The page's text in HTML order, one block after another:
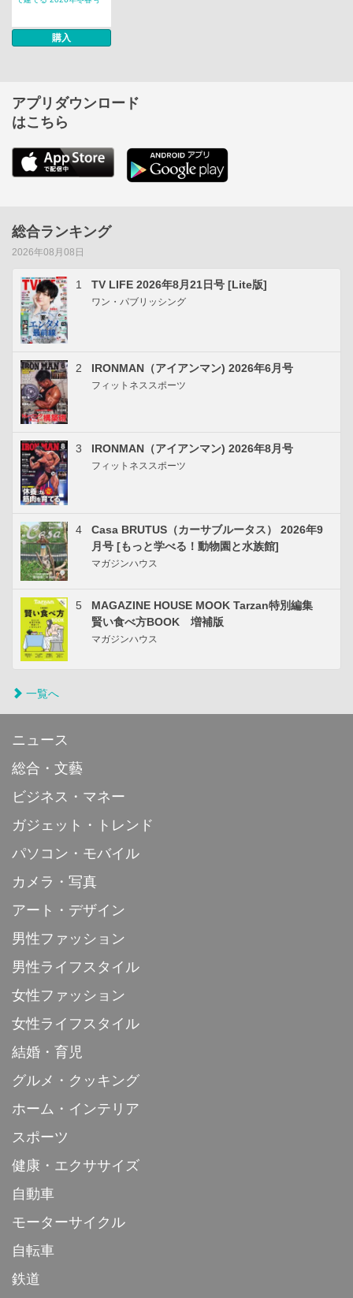
購入
アプリダウンロード
はこちら
総合ランキング
2026年08月08日
1 TV LIFE 2026年8月21日号 [Lite版]
ワン・パブリッシング
2 IRONMAN（アイアンマン) 2026年6月号
フィットネススポーツ
3 IRONMAN（アイアンマン) 2026年8月号
フィットネススポーツ
4
Casa BRUTUS（カーサブルータス） 2026年9
月号 [もっと学べる！動物園と水族館]
マガジンハウス
5
MAGAZINE HOUSE MOOK Tarzan特別編集
賢い食べ方BOOK 増補版
マガジンハウス
一覧へ
ニュース
総合・文藝
ビジネス・マネー
ガジェット・トレンド
パソコン・モバイル
カメラ・写真
アート・デザイン
男性ファッション
男性ライフスタイル
女性ファッション
女性ライフスタイル
結婚・育児
グルメ・クッキング
ホーム・インテリア
スポーツ
健康・エクササイズ
自動車
モーターサイクル
自転車
鉄道